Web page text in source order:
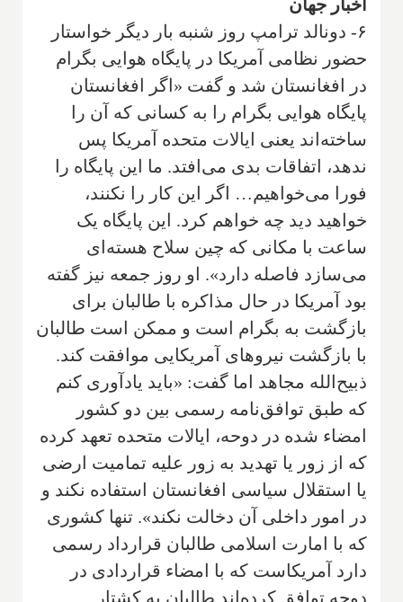
اخبار جهان
۶- دونالد ترامپ روز شنبه بار دیگر خواستار
حضور نظامی آمریکا در پایگاه هوایی بگرام
در افغانستان شد و گفت «اگر افغانستان
پایگاه هوایی بگرام را به کسانی که آن را
ساخته‌اند یعنی ایالات متحده آمریکا پس
ندهد، اتفاقات بدی می‌افتد. ما این پایگاه را
فورا می‌خواهیم… اگر این کار را نکنند،
خواهید دید چه خواهم کرد. این پایگاه یک
ساعت با مکانی که چین سلاح هسته‌ای
می‌سازد فاصله دارد». او روز جمعه نیز گفته
بود آمریکا در حال مذاکره با طالبان برای
بازگشت به بگرام است و ممکن است طالبان
با بازگشت نیروهای آمریکایی موافقت کند.
ذبیح‌الله مجاهد اما گفت: «باید یادآوری کنم
که طبق توافق‌نامه رسمی بین دو کشور
امضاء شده در دوحه، ایالات متحده تعهد کرده
که از زور یا تهدید به زور علیه تمامیت ارضی
یا استقلال سیاسی افغانستان استفاده نکند و
در امور داخلی آن دخالت نکند». تنها کشوری
که با امارت اسلامی طالبان قرارداد رسمی
دارد آمریکاست که با امضاء قراردادی در
دوحه توافق کرده‌اند طالبان به کشتار